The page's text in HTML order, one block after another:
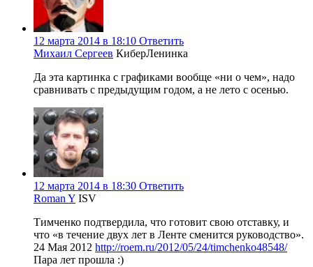
12 марта 2014 в 18:10 Ответить
Михаил Сергеев КиберЛенинка
Да эта картинка с графиками вообще «ни о чем», надо
сравнивать с предыдущим годом, а не лето с осенью.
12 марта 2014 в 18:30 Ответить
Roman Y ISV
Тимченко подтвердила, что готовит свою отставку, и
что «в течение двух лет в Ленте сменится руководство».
24 Мая 2012 http://roem.ru/2012/05/24/timchenko48548/
Пара лет прошла :)